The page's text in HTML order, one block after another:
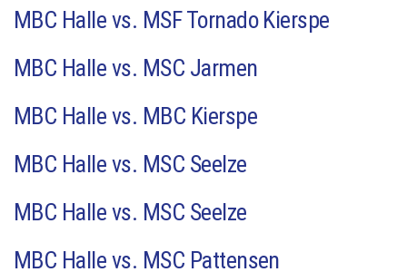
MBC Halle vs. MSF Tornado Kierspe
MBC Halle vs. MSC Jarmen
MBC Halle vs. MBC Kierspe
MBC Halle vs. MSC Seelze
MBC Halle vs. MSC Seelze
MBC Halle vs. MSC Pattensen